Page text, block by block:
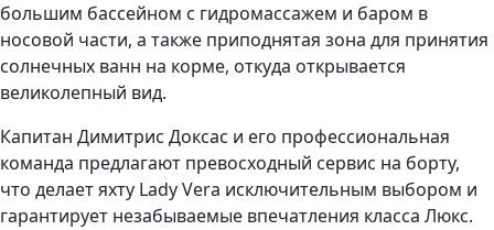
большим бассейном с гидромассажем и баром в
носовой части, а также приподнятая зона для принятия
солнечных ванн на корме, откуда открывается
великолепный вид.
Капитан Димитрис Доксас и его профессиональная
команда предлагают превосходный сервис на борту,
что делает яхту Lady Vera исключительным выбором и
гарантирует незабываемые впечатления класса Люкс.